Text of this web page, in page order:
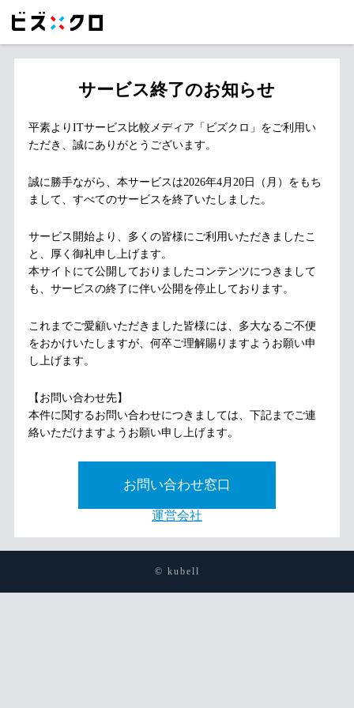
サービス終了のお知らせ
平素よりITサービス比較メディア「ビズクロ」をご利用い
ただき、誠にありがとうございます。
誠に勝手ながら、本サービスは2026年4月20日（月）をもち
まして、すべてのサービスを終了いたしました。
サービス開始より、多くの皆様にご利用いただきましたこ
と、厚く御礼申し上げます。
本サイトにて公開しておりましたコンテンツにつきまして
も、サービスの終了に伴い公開を停止しております。
これまでご愛顧いただきました皆様には、多大なるご不便
をおかけいたしますが、何卒ご理解賜りますようお願い申
し上げます。
【お問い合わせ先】
本件に関するお問い合わせにつきましては、下記までご連
絡いただけますようお願い申し上げます。
お問い合わせ窓口
運営会社
© kubell